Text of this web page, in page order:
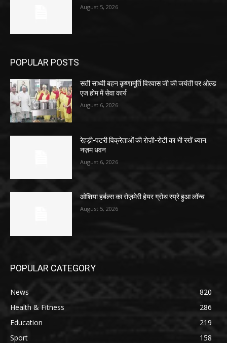
August 5, 2026
POPULAR POSTS
सती साध्वी बहन कृष्णामूर्ति विश्वास जी की जयंती पर ओल्ड
एज होम में सेवा कार्य
August 6, 2026
रेहड़ी-पटरी विक्रेताओं की रोज़ी-रोटी का भी रखें ध्यान:
नज़म धवन
August 6, 2026
ओशिया हर्बल्स का रोज़मेरी हेयर ग्रोथ स्प्रे हुआ लॉन्च
August 5, 2026
POPULAR CATEGORY
News
820
Health & Fitness
286
Education
219
Sport
158